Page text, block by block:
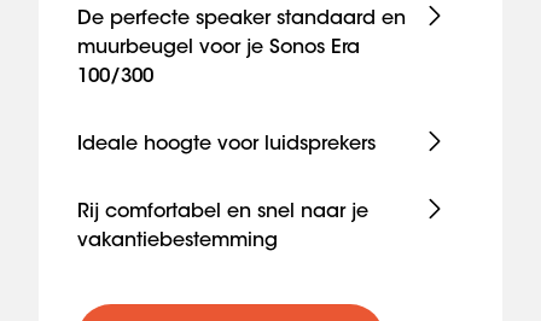
De perfecte speaker standaard en
muurbeugel voor je Sonos Era
100/300
Ideale hoogte voor luidsprekers
Rij comfortabel en snel naar je
vakantiebestemming